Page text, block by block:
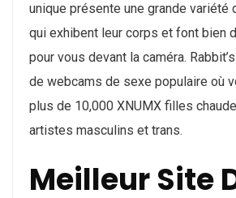
unique présente une grande
qui exhibent leur corps et font bien
pour vous devant la caméra.
de webcams de sexe populaire où
plus de 10,000 XNUMX filles
artistes masculins et trans.
Meilleur Site